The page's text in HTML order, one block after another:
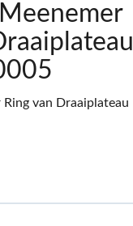
Ring van Draaiplateau